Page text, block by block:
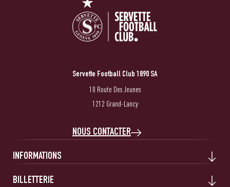
Servette Football Club 1890 SA
10 Route Des Jeunes
1212 Grand-Lancy
NOUS CONTACTER
INFORMATIONS
BILLETTERIE